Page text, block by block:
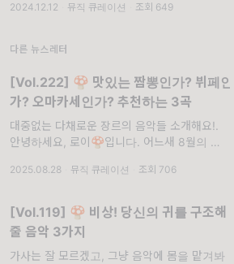
연말이 확 실감나네요. 사실 온 국민이 안녕하
한참 고
2024.12.12 뮤직 큐레이션 조회 649
다른 뉴스레터
[Vol.222] 🍄 맛있는 짬뽕인가? 뷔페인
가? 오마카세인가? 추천하는 3곡
대중없는 다채로운 장르의 음악들 소개해요!.
안녕하세요, 로이🍄입니다. 어느새 8월의 마지
데, 여러분은 무탈하게 잘 지내고 계신가요? 예
2025.08.28 뮤직 큐레이션 조회 706
[Vol.119] 🍄 비상! 당신의 귀를 구조해
줄 음악 3가지
가사는 잘 모르겠고, 그냥 음악에 몸을 맡겨봐